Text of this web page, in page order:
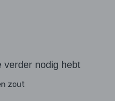
verder nodig hebt
zout